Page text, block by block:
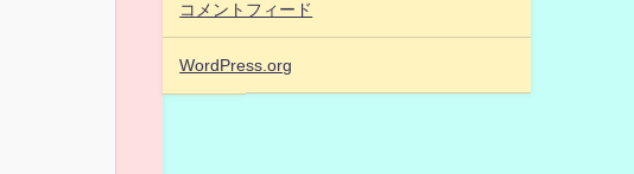
コメントフィード
WordPress.org